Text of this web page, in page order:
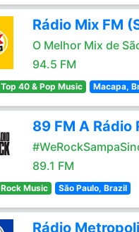
Rádio Mix FM
O Melhor Mix de
94.5 FM
Top 40 & Pop Music Macapa,
89 FM A Rádio
89.1 FM
Rock Music São Paulo, Brazil
Rádio